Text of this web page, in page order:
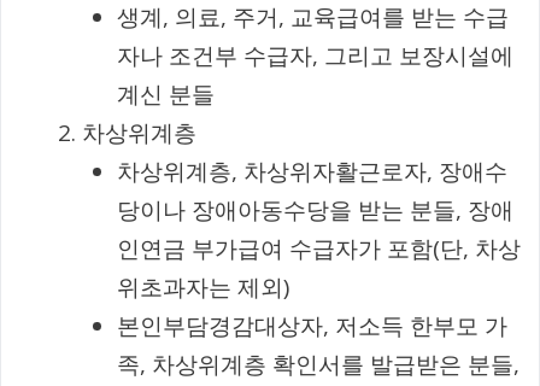
생계, 의료, 주거, 교육급여를 받는 수급
자나 조건부 수급자, 그리고 보장시설에
계신 분들
차상위계층
차상위계층, 차상위자활근로자, 장애수
당이나 장애아동수당을 받는 분들, 장애
인연금 부가급여 수급자가 포함(단, 차상
위초과자는 제외)
본인부담경감대상자, 저소득 한부모 가
족, 차상위계층 확인서를 발급받은 분들,